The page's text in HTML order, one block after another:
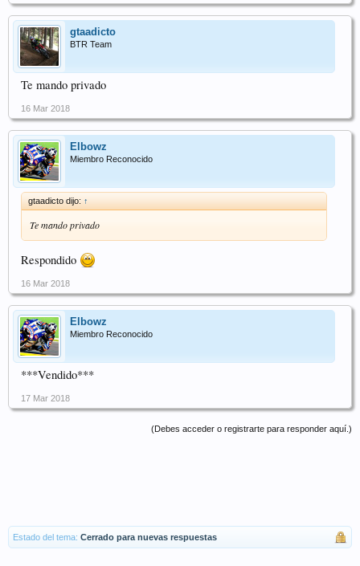
gtaadicto
BTR Team
Te mando privado
16 Mar 2018
Elbowz
Miembro Reconocido
gtaadicto dijo: ↑
Te mando privado
Respondido
16 Mar 2018
Elbowz
Miembro Reconocido
***Vendido***
17 Mar 2018
(Debes acceder o registrarte para responder aquí.)
Estado del tema: Cerrado para nuevas respuestas